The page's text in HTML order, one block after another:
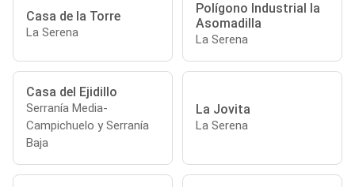
Casa de la Torre
La Serena
Polígono Industrial la
Asomadilla
La Serena
Casa del Ejidillo
Serranía Media-
Campichuelo y Serranía
Baja
La Jovita
La Serena